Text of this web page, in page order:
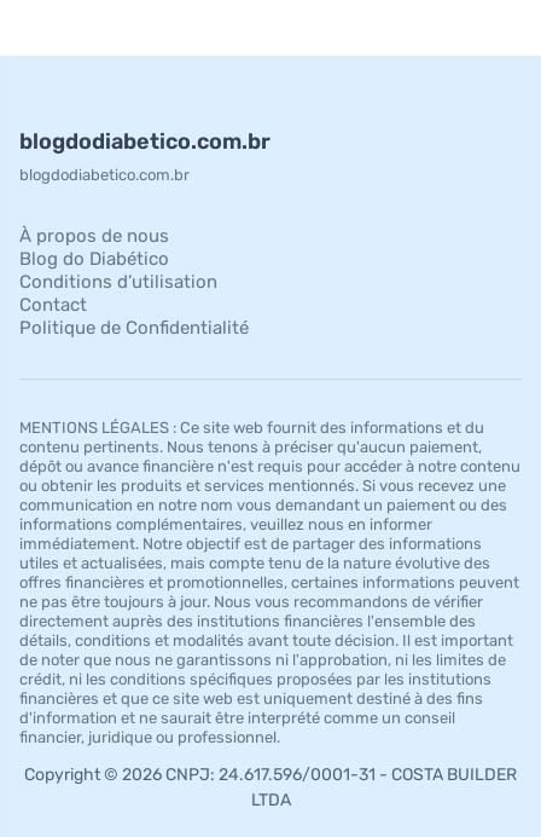
blogdodiabetico.com.br
blogdodiabetico.com.br
À propos de nous
Blog do Diabético
Conditions d’utilisation
Contact
Politique de Confidentialité
MENTIONS LÉGALES : Ce site web fournit des informations et du
contenu pertinents. Nous tenons à préciser qu'aucun paiement,
dépôt ou avance financière n'est requis pour accéder à notre contenu
ou obtenir les produits et services mentionnés. Si vous recevez une
communication en notre nom vous demandant un paiement ou des
informations complémentaires, veuillez nous en informer
immédiatement. Notre objectif est de partager des informations
utiles et actualisées, mais compte tenu de la nature évolutive des
offres financières et promotionnelles, certaines informations peuvent
ne pas être toujours à jour. Nous vous recommandons de vérifier
directement auprès des institutions financières l'ensemble des
détails, conditions et modalités avant toute décision. Il est important
de noter que nous ne garantissons ni l'approbation, ni les limites de
crédit, ni les conditions spécifiques proposées par les institutions
financières et que ce site web est uniquement destiné à des fins
d'information et ne saurait être interprété comme un conseil
financier, juridique ou professionnel.
Copyright © 2026 CNPJ: 24.617.596/0001-31 - COSTA BUILDER
LTDA